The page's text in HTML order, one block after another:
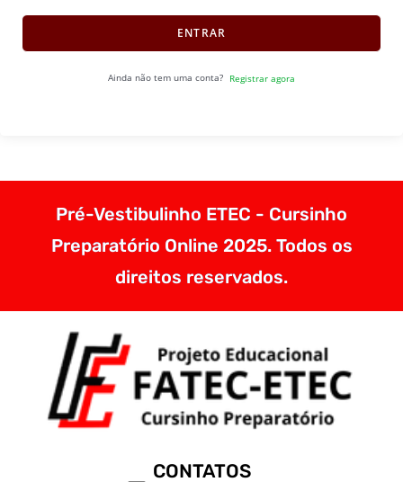
ENTRAR
Ainda não tem uma conta? Registrar agora
Pré-Vestibulinho ETEC - Cursinho
Preparatório Online 2025. Todos os
direitos reservados.
CONTATOS